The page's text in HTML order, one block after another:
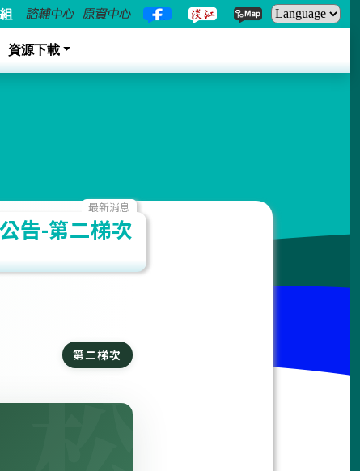
資源下載
最新消息
告-第二梯次
第二梯次